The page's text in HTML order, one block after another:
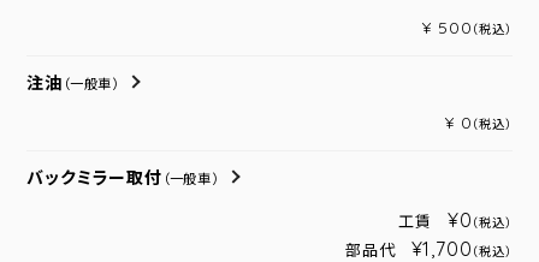
¥ 500 （税込）
注油 （一般車）
¥ 0 （税込）
バックミラー取付 （一般車）
工賃 ¥0 （税込）
部品代 ¥1,700 （税込）